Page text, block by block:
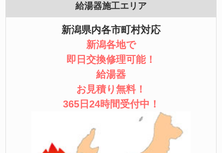
給湯器施工エリア
新潟県内各市町村対応
新潟各地で
即日交換修理可能！
給湯器
お見積り無料！
365日24時間受付中！